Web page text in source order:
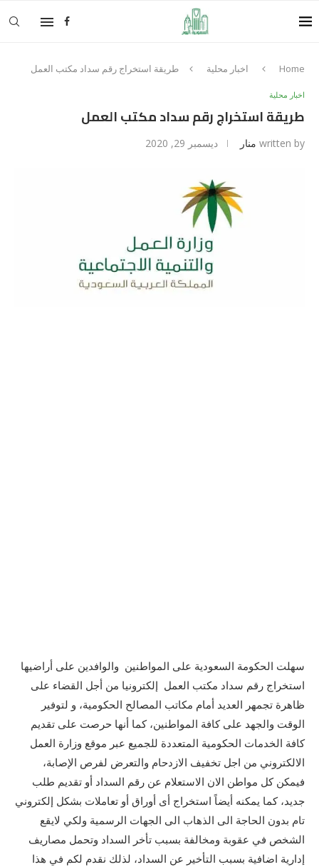
Home اخبار محلية طريقة استخراج رقم سداد مكتب العمل
اخبار محلية
طريقة استخراج رقم سداد مكتب العمل
written by منار ديسمبر 29, 2020
سهلت الحكومة السعودية على المواطنين والوافدين على أراضيها
استخراج رقم سداد مكتب العمل إلكترونيا من أجل القضاء على
ظاهرة تجمهر العديد أمام مكاتب المصالح الحكومية، و لتوفير
الوقت والجهد على كافة المواطنين، كما أنها حرصت على تقديم
كافة الخدمات الحكومية المتعددة للجميع عبر موقع وزارة العمل
الالكتروني من اجل تخفيف الازدحام والتعرض لفرص الإصابة،
فيمكن كل مواطن الان الاستعلام عن رقم السداد أو تقديم طلب
جديد، كما يمكنه أيضاً استخراج أى أوراق أو تعاملات بشكل إلكتروني
تام بدون الحاجة الى الذهاب الى الجهات الرسمية ولكي لايقع
الشخص في عقوبة ومخالفة بسبب تأخر السداد وتحمل مصاريف
إدارية اضافية بسبب التأخير عن السداد، لذلك نقدم لكم في هذا